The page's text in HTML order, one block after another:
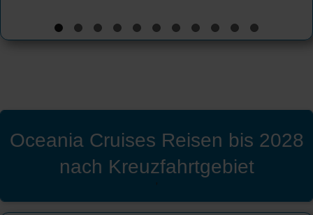
Oceania Cruises Reisen bis 2028
nach Kreuzfahrtgebiet
'